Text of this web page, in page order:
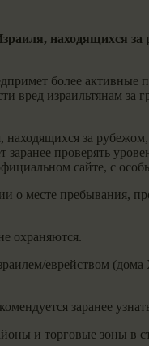
более активные
израильтянам за
за
проверять
сайте, с
о месте пребывания,
охраняются.
еврейством
заранее
и торговые зоны